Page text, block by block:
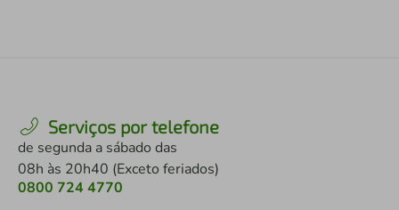
Serviços por telefone
de segunda a sábado das
08h às 20h40 (Exceto feriados)
0800 724 4770